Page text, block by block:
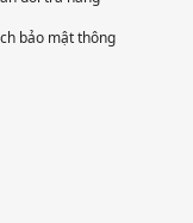
bảo mật thông